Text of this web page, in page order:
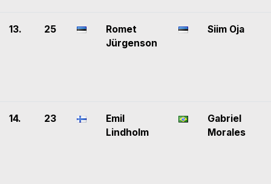
13. 25
Romet
Jürgenson
Siim Oja
14. 23
Emil
Lindholm
Gabriel
Morales